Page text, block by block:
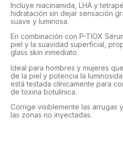
Incluye niacinamida, LHA y
hidratación sin dejar sensación
suave y luminosa.
En combinación con P-TIOX
piel y la suavidad superficial,
glass skin inmediato.
Ideal para hombres y mujeres
de la piel y potencia la
está testada clínicamente para
de toxina botulínica.
Corrige visiblemente las arrugas
las zonas no inyectadas.